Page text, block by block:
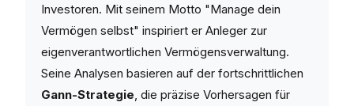
Investoren. Mit seinem Motto "Manage dein
Vermögen selbst" inspiriert er Anleger zur
eigenverantwortlichen Vermögensverwaltung.
Seine Analysen basieren auf der fortschrittlichen
Gann-Strategie, die präzise Vorhersagen für